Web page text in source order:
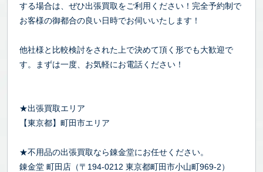
する場合は、ぜひ出張買取をご利用ください！完全予約制で
お客様の御都合の良い日時でお伺いいたします！
他社様と比較検討をされた上で決めて頂く形でも大歓迎で
す。まずは一度、お気軽にお電話ください！
★出張買取エリア
【東京都】町田市エリア
★不用品の出張買取なら錬金堂にお任せください。
錬金堂 町田店（〒194-0212 東京都町田市小山町969-2）